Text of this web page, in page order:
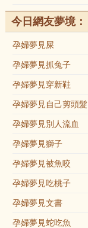
今日網友夢境：
孕婦夢見屎
孕婦夢見抓兔子
孕婦夢見穿新鞋
孕婦夢見自己剪頭髮
孕婦夢見別人流血
孕婦夢見獅子
孕婦夢見被魚咬
孕婦夢見吃桃子
孕婦夢見文書
孕婦夢見蛇吃魚